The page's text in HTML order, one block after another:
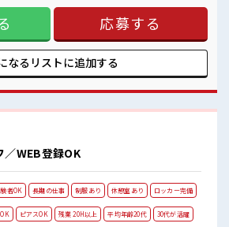
な雰囲気の職場≫ 明るすぎたり奇抜でなければ基
(規定有)制服があると毎日の服選びに悩まず
ップを目指せる≫ 高時給だらけの派遣のお仕
数の職場です♪ キバツ過ぎなければ髪色・髪型は
たの個性を大事にできます♪
応募する
なるリストに追加する
／WEB登録OK
者OK 長期の仕事 制服あり 休憩室あり ロッカー完備
ピアスOK 残業 20H以上 平均年齢20代 30代が活躍